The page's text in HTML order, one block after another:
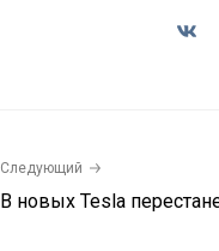
Следующий
В новых Tesla